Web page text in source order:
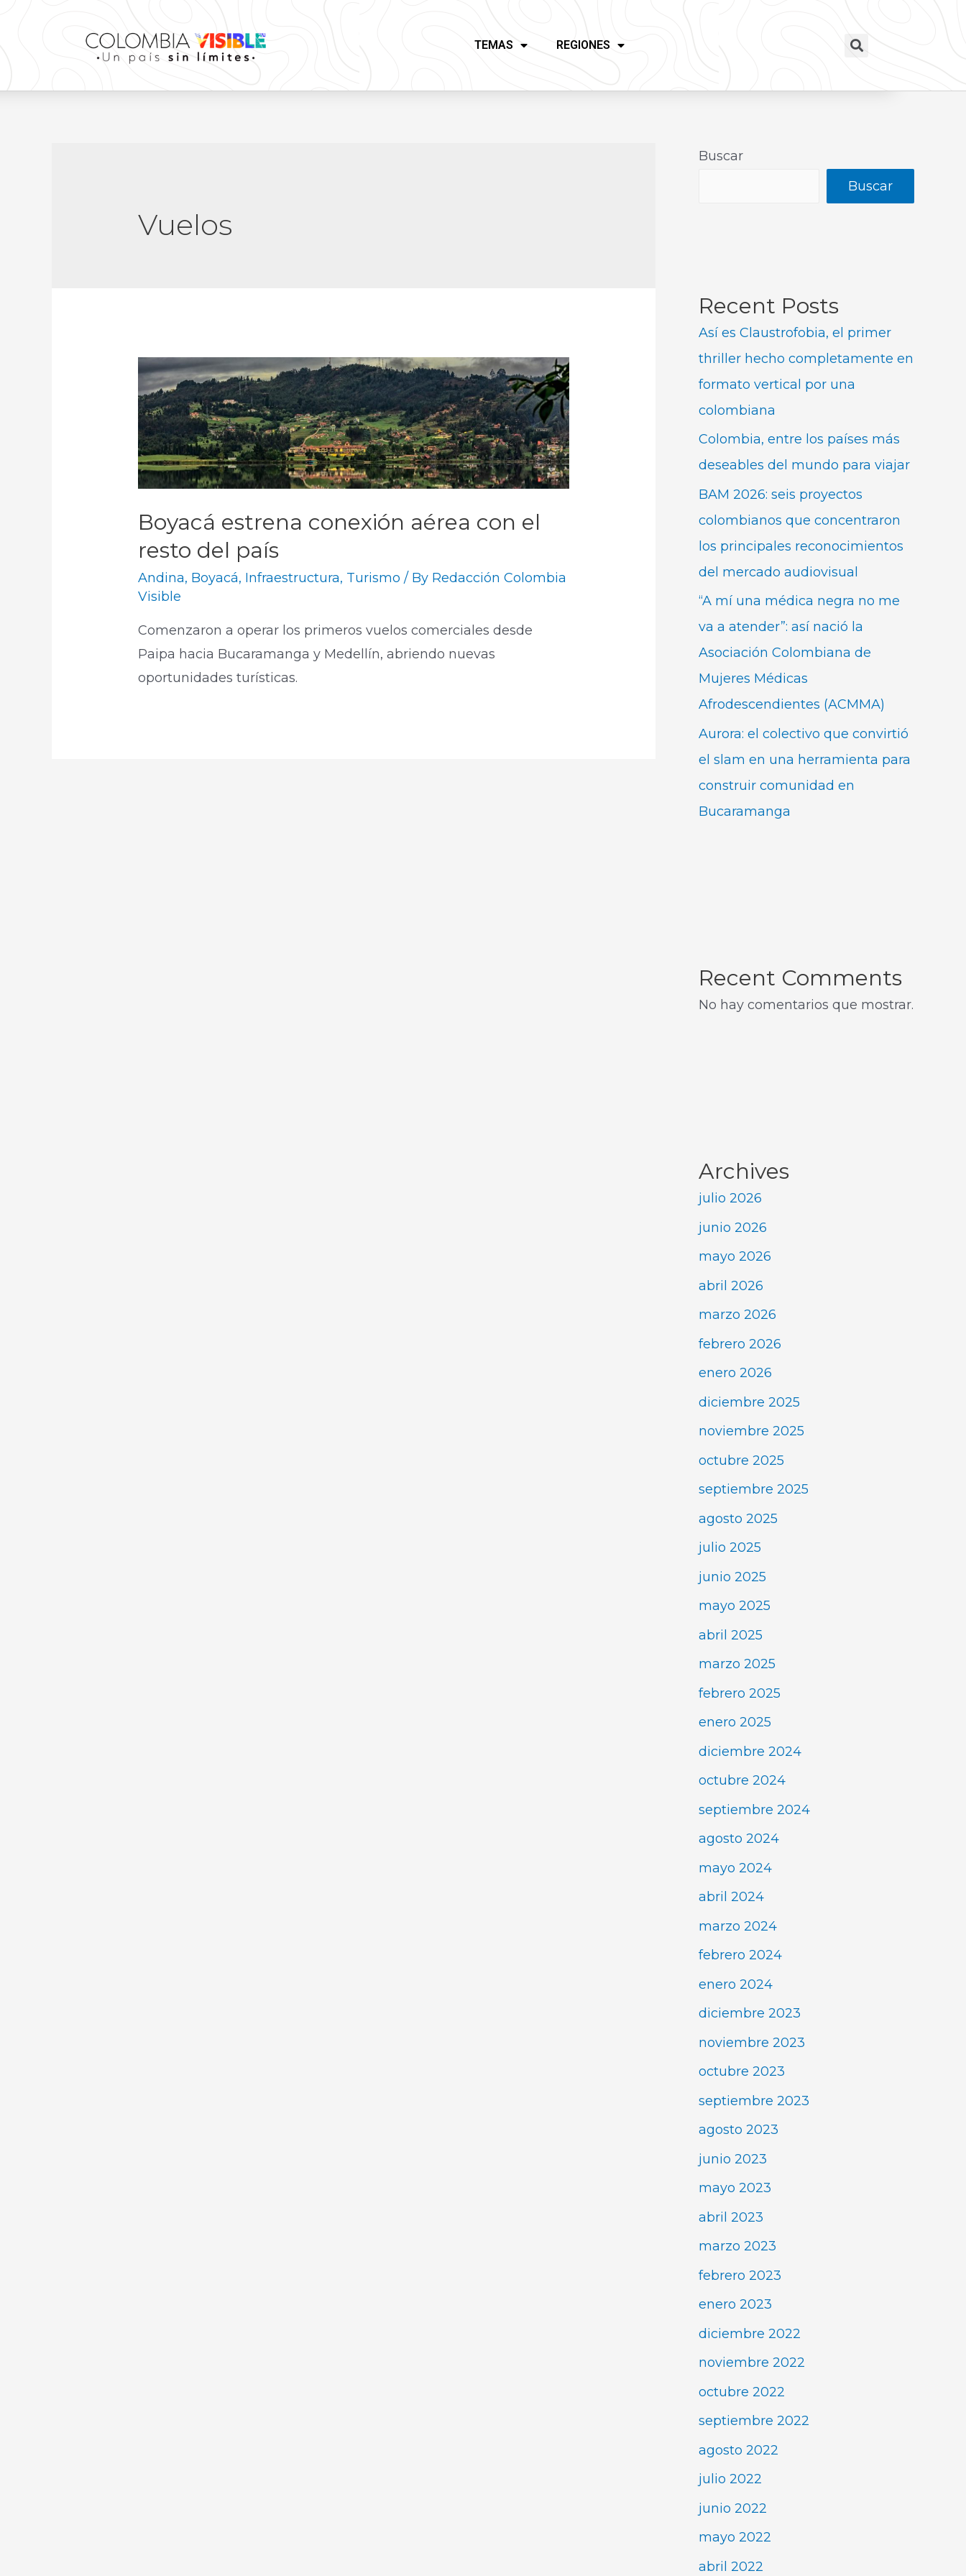
TEMAS REGIONES
Vuelos
Boyacá estrena conexión aérea con el
resto del país
Andina, Boyacá, Infraestructura, Turismo / By Redacción Colombia
Visible
Comenzaron a operar los primeros vuelos comerciales desde
Paipa hacia Bucaramanga y Medellín, abriendo nuevas
oportunidades turísticas.
Buscar
Buscar
Recent Posts
Así es Claustrofobia, el primer
thriller hecho completamente en
formato vertical por una
colombiana
Colombia, entre los países más
deseables del mundo para viajar
BAM 2026: seis proyectos
colombianos que concentraron
los principales reconocimientos
del mercado audiovisual
“A mí una médica negra no me
va a atender”: así nació la
Asociación Colombiana de
Mujeres Médicas
Afrodescendientes (ACMMA)
Aurora: el colectivo que convirtió
el slam en una herramienta para
construir comunidad en
Bucaramanga
Recent Comments
No hay comentarios que mostrar.
Archives
julio 2026
junio 2026
mayo 2026
abril 2026
marzo 2026
febrero 2026
enero 2026
diciembre 2025
noviembre 2025
octubre 2025
septiembre 2025
agosto 2025
julio 2025
junio 2025
mayo 2025
abril 2025
marzo 2025
febrero 2025
enero 2025
diciembre 2024
octubre 2024
septiembre 2024
agosto 2024
mayo 2024
abril 2024
marzo 2024
febrero 2024
enero 2024
diciembre 2023
noviembre 2023
octubre 2023
septiembre 2023
agosto 2023
junio 2023
mayo 2023
abril 2023
marzo 2023
febrero 2023
enero 2023
diciembre 2022
noviembre 2022
octubre 2022
septiembre 2022
agosto 2022
julio 2022
junio 2022
mayo 2022
abril 2022